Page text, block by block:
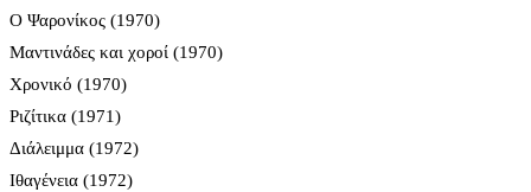
Ο Ψαρονίκος (1970)
Μαντινάδες και χοροί (1970)
Χρονικό (1970)
Ριζίτικα (1971)
Διάλειμμα (1972)
Ιθαγένεια (1972)